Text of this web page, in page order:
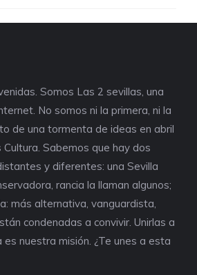
Somos Las 2 sevillas, una
No somos ni la primera, ni la
de una tormenta de ideas en abril
Sabemos que hay dos
y diferentes: una Sevilla
rancia la llaman algunos;
más alternativa, vanguardista,
condenadas a convivir. Unirlas a
nuestra misión. ¿Te unes a esta